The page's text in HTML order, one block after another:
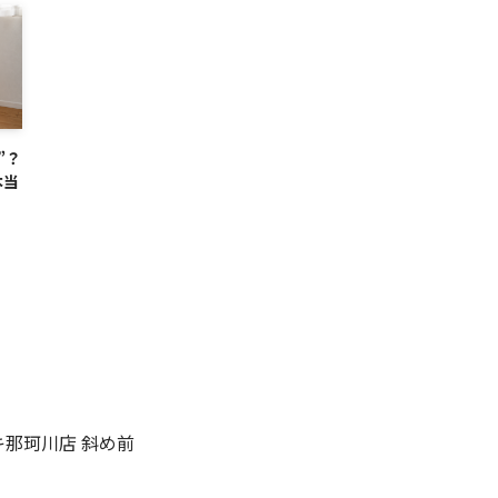
珂川店 斜め前